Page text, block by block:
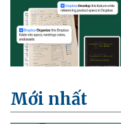
Mới nhất